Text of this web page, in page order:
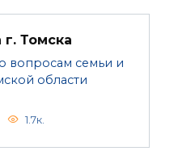
г. Томска
вопросам семьи и
области
1.7к.